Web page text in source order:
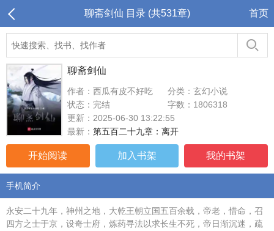
聊斋剑仙 目录 (共531章) 首页
聊斋剑仙
作者：西瓜有皮不好吃
分类：玄幻小说
状态：完结
字数：1806318
更新：2025-06-30 13:22:55
最新： 第五百二十九章：离开
开始阅读 加入书架 我的书架
手机简介
永安二十九年，神州之地，大乾王朝立国五百余载，帝老，惜命，召
四方之士于京，设奇士府，炼药寻法以求长生不死，帝日渐沉迷，疏